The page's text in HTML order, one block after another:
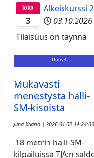
3
loka
Alkeiskurssi
03.10.2026
Tilaisuus on täynnä
Uutiset
Mukavasti
menestystä halli-
SM-kisoista
Juha Kaario | 2026-04-02 14:24:00
18 metrin halli-SM-
kilpailuissa TJA:n